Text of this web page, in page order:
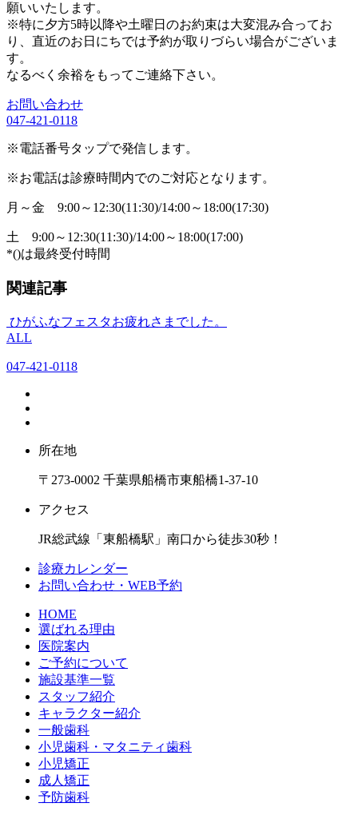
願いいたします。
※特に夕方5時以降や土曜日のお約束は大変混み合ってお
り、直近のお日にちでは予約が取りづらい場合がございま
す。
なるべく余裕をもってご連絡下さい。
お問い合わせ
047-421-0118
※電話番号タップで発信します。
※お電話は診療時間内でのご対応となります。
月～金 9:00～12:30(11:30)/14:00～18:00(17:30)
土 9:00～12:30(11:30)/14:00～18:00(17:00)
*()は最終受付時間
関連記事
ひがふなフェスタお疲れさまでした。
ALL
047-421-0118
所在地
〒273-0002 千葉県船橋市東船橋1-37-10
アクセス
JR総武線「東船橋駅」南口から徒歩30秒！
診療カレンダー
お問い合わせ・WEB予約
HOME
選ばれる理由
医院案内
ご予約について
施設基準一覧
スタッフ紹介
キャラクター紹介
一般歯科
小児歯科・マタニティ歯科
小児矯正
成人矯正
予防歯科